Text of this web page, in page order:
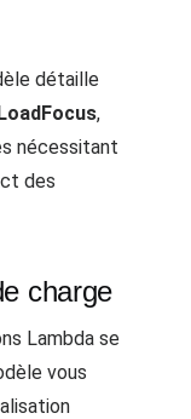
détaille
,
nécessitant
des
charge
Lambda se
vous